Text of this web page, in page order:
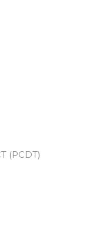
(PCDT)